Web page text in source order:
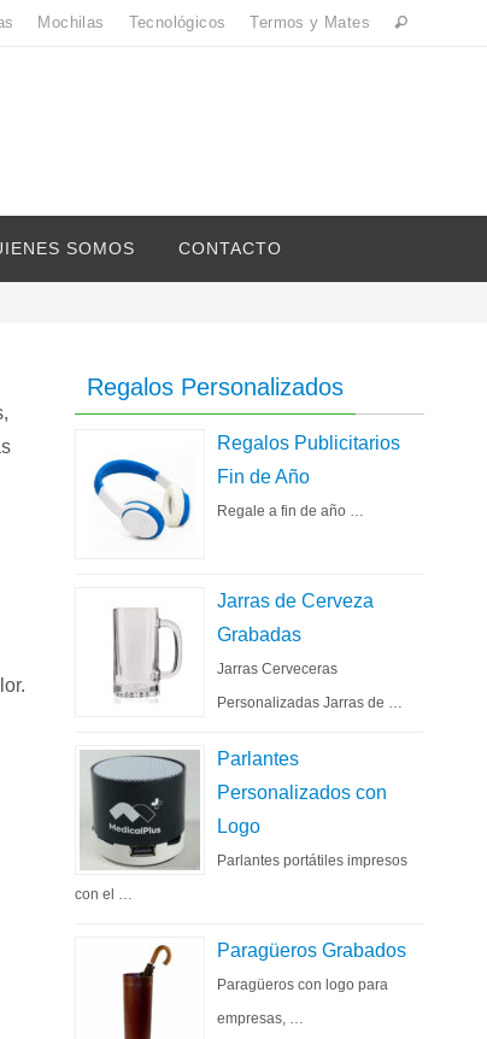
Mochilas Tecnológicos Termos y Mates
SOMOS CONTACTO
Regalos Personalizados
Regalos Publicitarios
Fin de Año
Regale a fin de año …
Jarras de Cerveza
Grabadas
Jarras Cerveceras
Personalizadas Jarras de …
Parlantes
Personalizados con
Logo
Parlantes portátiles impresos
con el …
Paragüeros Grabados
Paragüeros con logo para
empresas, …